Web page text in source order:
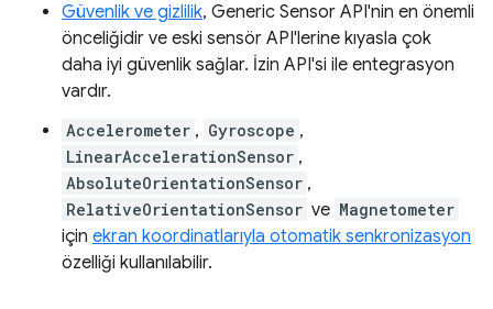
Güvenlik ve gizlilik, Generic Sensor API'nin en önemli
önceliğidir ve eski sensör API'lerine kıyasla çok
daha iyi güvenlik sağlar. İzin API'si ile entegrasyon
vardır.
Accelerometer , Gyroscope ,
LinearAccelerationSensor ,
AbsoluteOrientationSensor ,
RelativeOrientationSensor ve Magnetometer
için ekran koordinatlarıyla otomatik senkronizasyon
özelliği kullanılabilir.